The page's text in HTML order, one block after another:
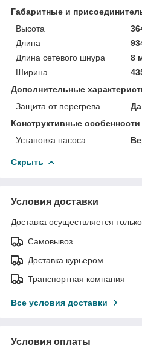
Габаритные и
Высота
Длина
Длина сетевого шнура
8
Ширина
Дополнительные
Защита от перегрева
Да
Конструктивные особенности
Установка насоса
Скрыть
Условия доставки
Доставка осуществляется
Самовывоз
Доставка курьером
Транспортная компания
Все условия доставки
Условия оплаты